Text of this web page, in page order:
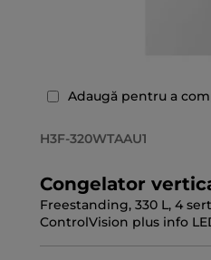
Adaugă pentru a
H3F-320WTAAU1
Congelator
Freestanding, 330 L, 4
ControlVision plus info